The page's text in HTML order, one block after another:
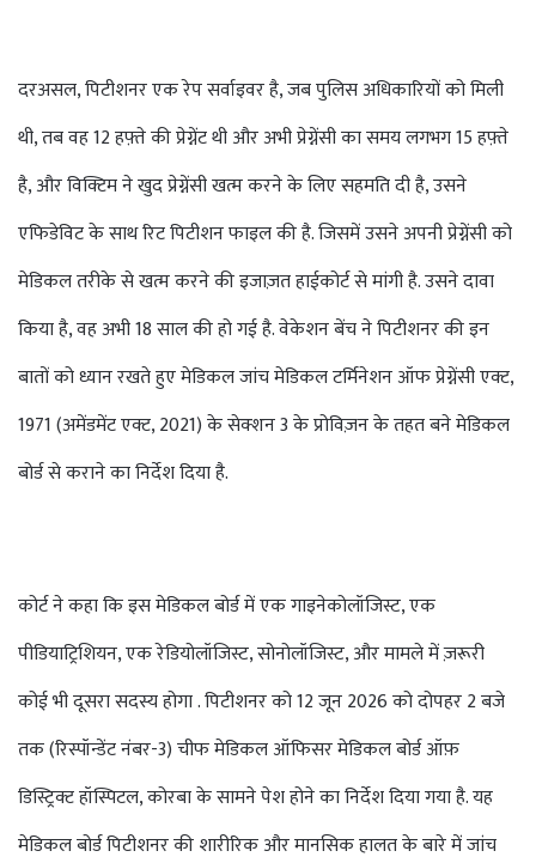
दरअसल, पिटीशनर एक रेप सर्वाइवर है, जब पुलिस अधिकारियों को मिली
थी, तब वह 12 हफ़्ते की प्रेग्नेंट थी और अभी प्रेग्नेंसी का समय लगभग 15 हफ़्ते
है, और विक्टिम ने खुद प्रेग्नेंसी खत्म करने के लिए सहमति दी है, उसने
एफिडेविट के साथ रिट पिटीशन फाइल की है. जिसमें उसने अपनी प्रेग्नेंसी को
मेडिकल तरीके से खत्म करने की इजाज़त हाईकोर्ट से मांगी है. उसने दावा
किया है, वह अभी 18 साल की हो गई है. वेकेशन बेंच ने पिटीशनर की इन
बातों को ध्यान रखते हुए मेडिकल जांच मेडिकल टर्मिनेशन ऑफ प्रेग्नेंसी एक्ट,
1971 (अमेंडमेंट एक्ट, 2021) के सेक्शन 3 के प्रोविज़न के तहत बने मेडिकल
बोर्ड से कराने का निर्देश दिया है.
कोर्ट ने कहा कि इस मेडिकल बोर्ड में एक गाइनेकोलॉजिस्ट, एक
पीडियाट्रिशियन, एक रेडियोलॉजिस्ट, सोनोलॉजिस्ट, और मामले में ज़रूरी
कोई भी दूसरा सदस्य होगा . पिटीशनर को 12 जून 2026 को दोपहर 2 बजे
तक (रिस्पॉन्डेंट नंबर-3) चीफ मेडिकल ऑफिसर मेडिकल बोर्ड ऑफ़
डिस्ट्रिक्ट हॉस्पिटल, कोरबा के सामने पेश होने का निर्देश दिया गया है. यह
मेडिकल बोर्ड पिटीशनर की शारीरिक और मानसिक हालत के बारे में जांच